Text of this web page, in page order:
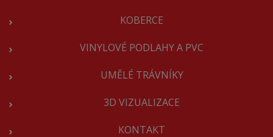
KOBERCE
VINYLOVÉ PODLAHY A PVC
UMĚLÉ TRÁVNÍKY
3D VIZUALIZACE
KONTAKT